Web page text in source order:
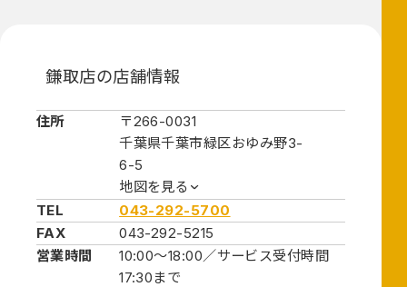
鎌取店の店舗情報
住所
〒266-0031
千葉県千葉市緑区おゆみ野3-
6-5
地図を見る
TEL
043-292-5700
FAX
043-292-5215
営業時間
10:00～18:00／サービス受付時間
17:30まで